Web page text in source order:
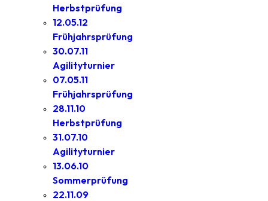
Herbstprüfung
12.05.12
Frühjahrsprüfung
30.07.11
Agilityturnier
07.05.11
Frühjahrsprüfung
28.11.10
Herbstprüfung
31.07.10
Agilityturnier
13.06.10
Sommerprüfung
22.11.09